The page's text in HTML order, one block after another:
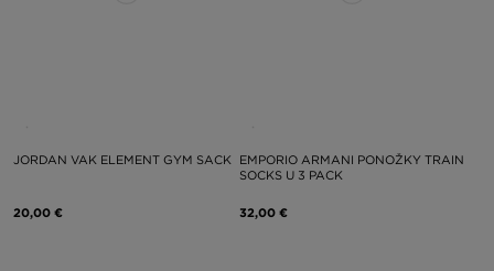
JORDAN VAK ELEMENT GYM SACK
20,00 €
EMPORIO ARMANI PONOŽKY TRAIN
SOCKS U 3 PACK
32,00 €